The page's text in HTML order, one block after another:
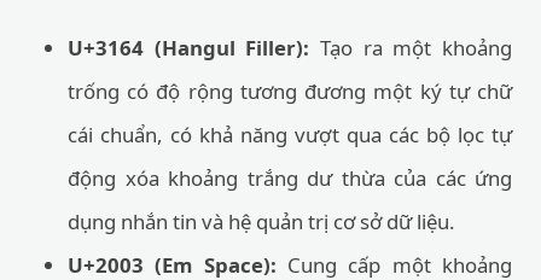
U+3164 (Hangul Filler): Tạo ra một khoảng
trống có độ rộng tương đương một ký tự chữ
cái chuẩn, có khả năng vượt qua các bộ lọc tự
động xóa khoảng trắng dư thừa của các ứng
dụng nhắn tin và hệ quản trị cơ sở dữ liệu.
U+2003 (Em Space): Cung cấp một khoảng